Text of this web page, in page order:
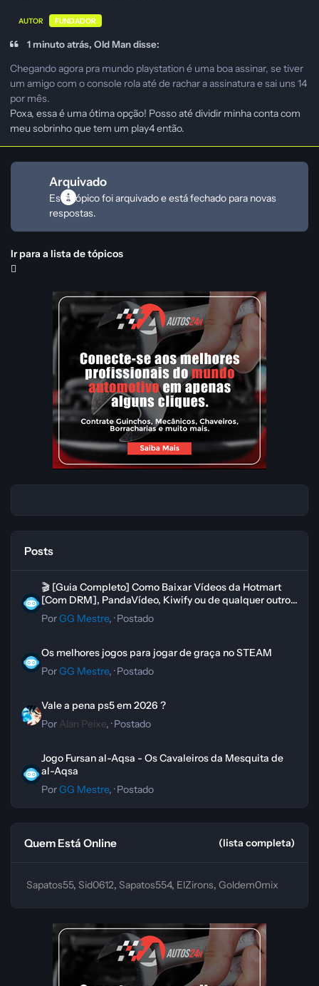
AUTOR FUNDADOR
1 minuto atrás, Old Man disse:
Chegando agora pra mundo playstation é uma boa assinar, se tiver
um amigo com o console rola até de rachar a assinatura e sai uns 14
por mês.
Poxa, essa é uma ótima opção! Posso até dividir minha conta com
meu sobrinho que tem um play4 então.
Arquivado
Este tópico foi arquivado e está fechado para novas
respostas.
Ir para a lista de tópicos
Posts
🎬 [Guia Completo] Como Baixar Vídeos da Hotmart
[Com DRM], PandaVídeo, Kiwify ou de qualquer outro
curso
PorGG Mestre, ·Postado
Os melhores jogos para jogar de graça no STEAM
PorGG Mestre, ·Postado
Vale a pena ps5 em 2026 ?
Por Alan Peixe, ·Postado
Jogo Fursan al-Aqsa - Os Cavaleiros da Mesquita de
al-Aqsa
PorGG Mestre, ·Postado
Quem Está Online (lista completa)
Sapatos55 Sid0612 Sapatos554 ElZirons Goldem0mix